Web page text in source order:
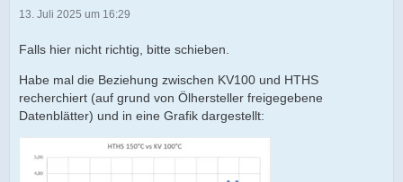
13. Juli 2025 um 16:29
Falls hier nicht richtig, bitte schieben.
Habe mal die Beziehung zwischen KV100 und HTHS
recherchiert (auf grund von Ölhersteller freigegebene
Datenblätter) und in eine Grafik dargestellt: